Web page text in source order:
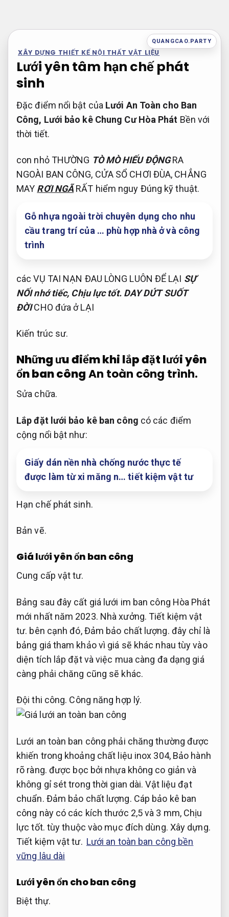
nội
dung
QUANGCAO.PARTY
XÂY DỰNG THIẾT KẾ NỘI THẤT VẬT LIỆU
Lưới yên tâm hạn chế phát
sinh
Đặc điểm nổi bật của Lưới An Toàn cho Ban
Công, Lưới bảo kê Chung Cư Hòa Phát Bền với
thời tiết.
con nhỏ THƯỜNG TÒ MÒ HIẾU ĐỘNGRA
NGOÀI BAN CÔNG, CỬA SỔ CHƠI ĐÙA, CHẲNG
MAY RƠI NGÃ RẤT hiểm nguy Đúng kỹ thuật.
Gỗ nhựa ngoài trời chuyên dụng cho nhu
cầu trang trí của … phù hợp nhà ở và công
trình
các VỤ TAI NẠN ĐAU LÒNG LUÔN ĐỂ LẠI SỰ
NỐI nhớ tiếc, Chịu lực tốt.DAY DỨT SUỐT
ĐỜI CHO đứa ở LẠI
Kiến trúc sư.
Những ưu điểm khi lắp đặt lưới yên
ổn ban côngAn toàn công trình.
Sửa chữa.
Lắp đặt lưới bảo kê ban công có các điểm
cộng nổi bật như:
Giấy dán nền nhà chống nước thực tế
được làm từ xi măng n… tiết kiệm vật tư
Hạn chế phát sinh.
Bản vẽ.
Giá lưới yên ổn ban công
Cung cấp vật tư.
Bảng sau đây cất giá lưới im ban công Hòa Phát
mới nhất năm 2023. Nhà xưởng. Tiết kiệm vật
tư. bên cạnh đó,Đảm bảo chất lượng. đây chỉ là
bảng giá tham khảo vì giá sẽ khác nhau tùy vào
diện tích lắp đặt và việc mua càng đa dạng giá
càng phải chăng cũng sẽ khác.
Đội thi công. Công năng hợp lý.
Lưới an toàn ban công phải chăng thường được
khiến trong khoảng chất liệu inox 304, Bảo hành
rõ ràng. được bọc bởi nhựa không co giản và
không gỉ sét trong thời gian dài.Vật liệu đạt
chuẩn. Đảm bảo chất lượng. Cáp bảo kê ban
công này có các kích thước 2,5 và 3 mm, Chịu
lực tốt. tùy thuộc vào mục đích dùng. Xây dựng.
Tiết kiệm vật tư. Lưới an toàn ban công bền
vững lâu dài
Lưới yên ổn cho ban công
Biệt thự.